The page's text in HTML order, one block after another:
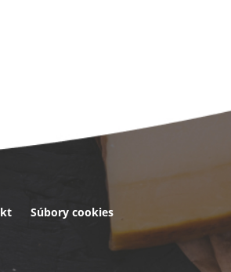
Súbory cookies